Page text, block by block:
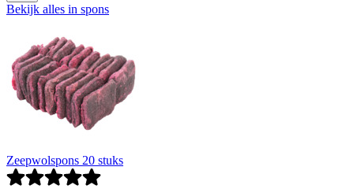
Bekijk alles in spons
Zeepwolspons 20 stuks